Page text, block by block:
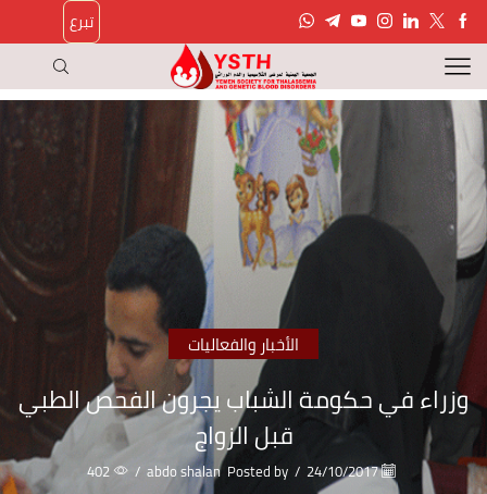
تبرع
الأخبار والفعاليات
وزراء في حكومة الشباب يجرون الفحص الطبي
قبل الزواج
24/10/2017
/
Posted by
abdo shalan
/
402